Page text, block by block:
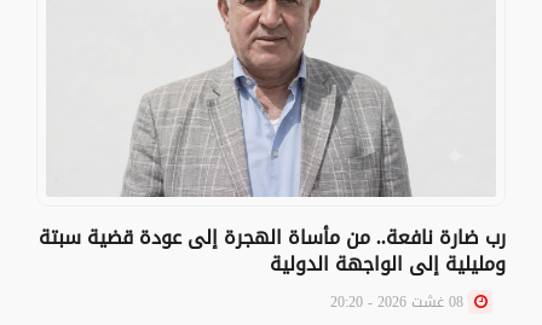
رب ضارة نافعة.. من مأساة الهجرة إلى عودة قضية سبتة
ومليلية إلى الواجهة الدولية